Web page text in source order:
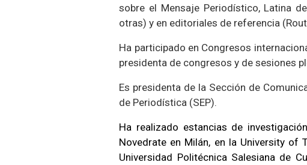
sobre el Mensaje Periodístico, Latina
otras) y en editoriales de referencia
Ha participado en Congresos
presidenta de congresos y de sesiones
Es presidenta de la Sección de
de Periodística (SEP).
Ha realizado estancias de
Novedrate en Milán, en la University of
Universidad Politécnica Salesiana de